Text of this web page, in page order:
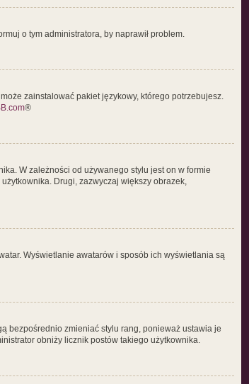
o tym administratora, by naprawił problem.
zainstalować pakiet językowy, którego potrzebujesz.
®
W zależności od używanego stylu jest on w formie
Drugi, zazwyczaj większy obrazek,
Wyświetlanie awatarów i sposób ich wyświetlania są
bezpośrednio zmieniać stylu rang, ponieważ ustawia je
obniży licznik postów takiego użytkownika.